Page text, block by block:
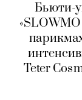
Бьюти-
Teter